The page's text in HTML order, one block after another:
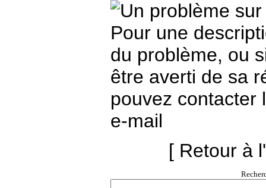
Pour une
du problème, ou
être averti de sa
pouvez
e-mail
[ Retour à